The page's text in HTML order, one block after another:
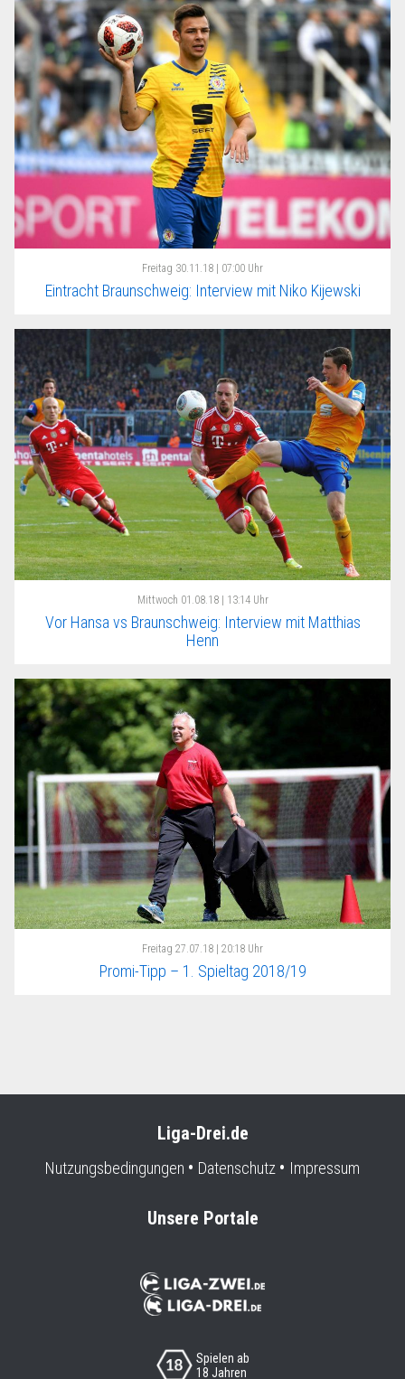
Freitag 30.11.18 | 07:00 Uhr
Eintracht Braunschweig: Interview mit Niko Kijewski
Mittwoch 01.08.18 | 13:14 Uhr
Vor Hansa vs Braunschweig: Interview mit Matthias
Henn
Freitag 27.07.18 | 20:18 Uhr
Promi-Tipp – 1. Spieltag 2018/19
Liga-Drei.de
Nutzungsbedingungen Datenschutz Impressum
Unsere Portale
Spielen ab
18 Jahren